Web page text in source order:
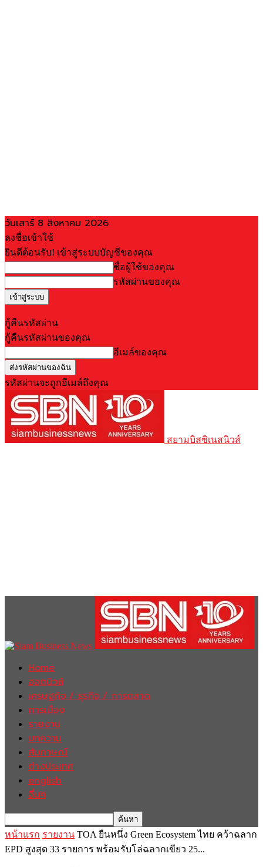
วันเสาร์ 8 สิงหาคม 2026
ลงชื่อเข้าใช้
ยินดีต้อนรับ! เข้าสู่ระบบบัญชีของคุณ
ชื่อผู้ใช้ของคุณ
รหัสผ่านของคุณ
กู้คืนรหัสผ่าน
กู้คืนรหัสผ่านของคุณ
อีเมล์ของคุณ
รหัสผ่านจะถูกอีเมล์ถึงคุณ
สยามบิสซิเนสนิวส์
Home
ฮอตนิวส์
เศรษฐกิจ / ธุรกิจ / การตลาด
การเมือง
รายงาน
บทความ
สัมภาษณ์
ต่างประเทศ
english
อื่นๆ
หน้าแรก รายงาน TOA ยืนหนึ่ง Green Ecosystem ไทย คว้าฉลาก
EPD สูงสุด 33 รายการ พร้อมรับโล่ฉลากเขียว 25...